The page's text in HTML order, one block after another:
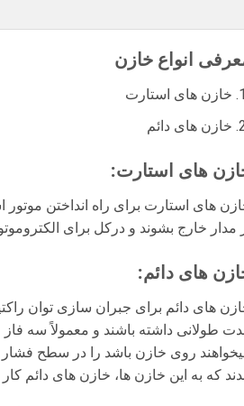
انواع خازن
خازن های استارت
خازن های دائم
های استارت:
های استارت برای راه انداختن موتور
مدار خارج بشوند و درکل برای
های دائم:
های دائم برای جبران سازی توان
طولانی داشته باشند و معمولاً سه
روی خازن باشد را در سطح
که به این خازن ها، خازن های دائم